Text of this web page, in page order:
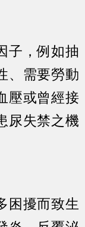
子，例如抽
、需要勞動
壓或曾經接
尿失禁之機
困擾而致生